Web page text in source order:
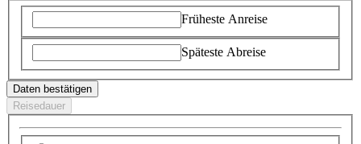
Früheste Anreise
Späteste Abreise
Daten bestätigen
Reisedauer